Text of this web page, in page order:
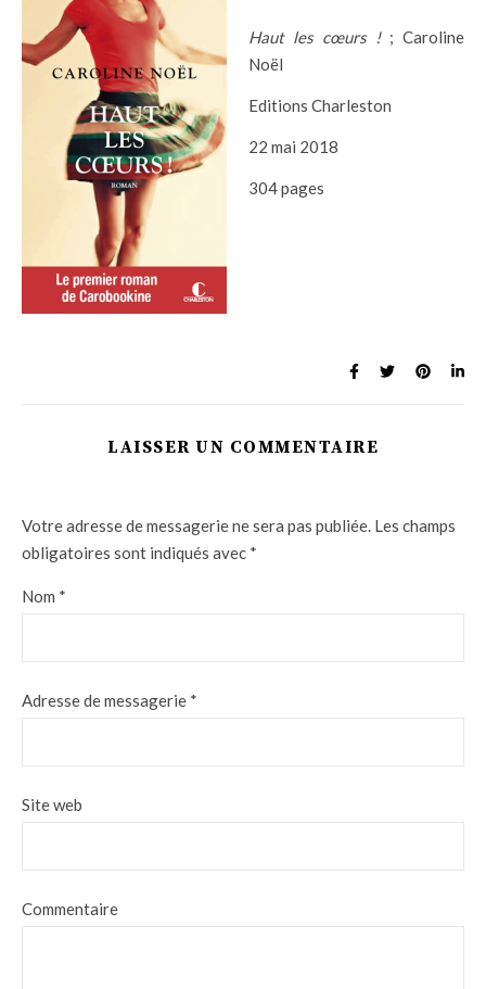
Haut les cœurs ! ; Caroline
Noël
Editions Charleston
22 mai 2018
304 pages
LAISSER UN COMMENTAIRE
Votre adresse de messagerie ne sera pas publiée. Les champs
obligatoires sont indiqués avec *
Nom *
Adresse de messagerie *
Site web
Commentaire